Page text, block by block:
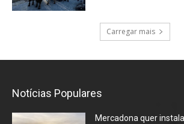
Carregar mais
Notícias Populares
Mercadona quer